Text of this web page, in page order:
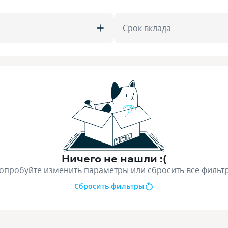
Срок вклада
Ничего не нашли :(
изменить параметры или сбросить все
Сбросить фильтры